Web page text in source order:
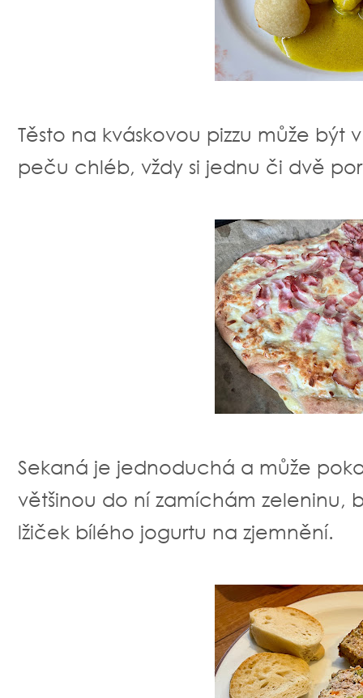
Těsto na kváskovou pizzu může být
peču chléb, vždy si jednu či dvě
Sekaná je jednoduchá a může
většinou do ní zamíchám zeleninu,
lžiček bílého jogurtu na zjemnění.